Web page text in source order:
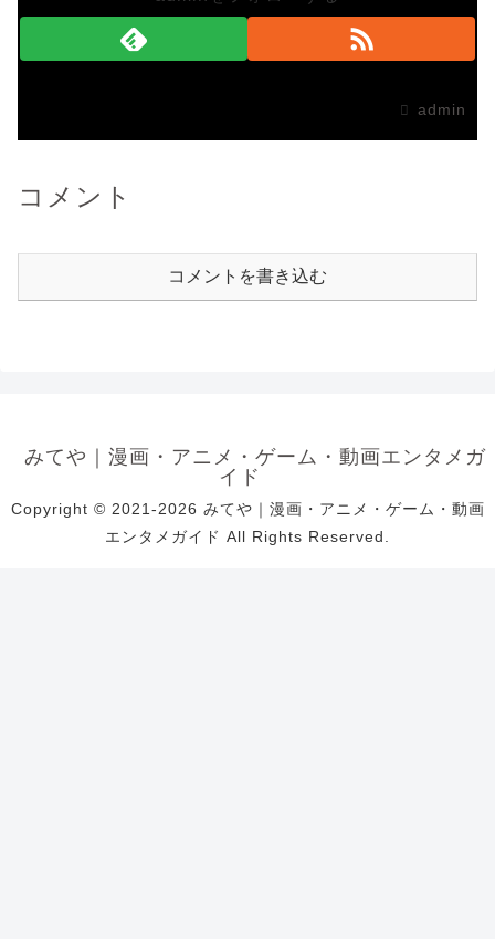
admin
コメント
コメントを書き込む
みてや｜漫画・アニメ・ゲーム・動画エンタメガ
イド
Copyright © 2021-2026 みてや｜漫画・アニメ・ゲーム・動画
エンタメガイド All Rights Reserved.